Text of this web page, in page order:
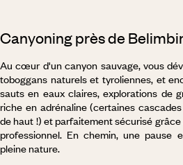
Canyoning près de
Au cœur d'un canyon sauvage, vous
toboggans naturels et tyroliennes, et
sauts en eaux claires, explorations de
riche en adrénaline (certaines
de haut !) et parfaitement sécurisé
professionnel. En chemin, une pause
pleine nature.